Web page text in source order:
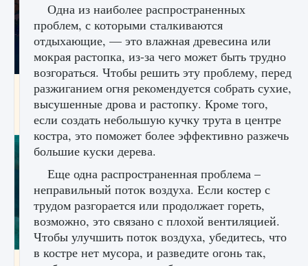
Как разблокировать заклинание Крист в
Creatures of Ava
9 августа 2024 1 393 0 0
Как приручить существ из степей Тамура в
Одна из наиболее распространенных
проблем, с которыми сталкиваются
отдыхающие, — это влажная древесина или
мокрая растопка, из-за чего может быть трудно
возгораться. Чтобы решить эту проблему, перед
разжиганием огня рекомендуется собрать сухие,
высушенные дрова и растопку. Кроме того,
если создать небольшую кучку трута в центре
костра, это поможет более эффективно разжечь
большие куски дерева.
Еще одна распространенная проблема –
неправильный поток воздуха. Если костер с
трудом разгорается или продолжает гореть,
возможно, это связано с плохой вентиляцией.
Чтобы улучшить поток воздуха, убедитесь, что
в костре нет мусора, и разведите огонь так,